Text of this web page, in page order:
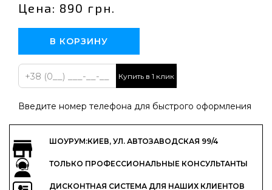
Цена: 890 грн.
В КОРЗИНУ
Купить в 1 клик
Введите номер телефона для быстрого оформления
ШОУРУМ:КИЕВ, УЛ. АВТОЗАВОДСКАЯ 99/4
ТОЛЬКО ПРОФЕССИОНАЛЬНЫЕ КОНСУЛЬТАНТЫ
ДИСКОНТНАЯ СИСТЕМА ДЛЯ НАШИХ КЛИЕНТОВ